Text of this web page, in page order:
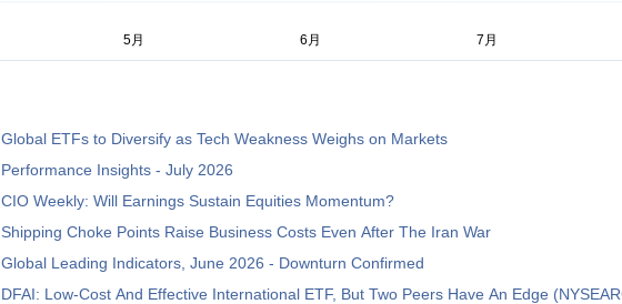
Global ETFs to Diversify as Tech Weakness Weighs on Markets
Performance Insights - July 2026
CIO Weekly: Will Earnings Sustain Equities Momentum?
Shipping Choke Points Raise Business Costs Even After The Iran War
Global Leading Indicators, June 2026 - Downturn Confirmed
DFAI: Low-Cost And Effective International ETF, But Two Peers Have An Edge